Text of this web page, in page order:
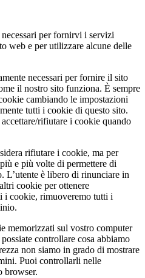
per fornirvi i servizi
web e per utilizzare alcune delle
necessari per fornire il sito
il nostro sito funziona. È sempre
cambiando le impostazioni
tutti i cookie di questo sito.
rifiutare i cookie quando
rifiutare i cookie, ma per
e più volte di permettere di
L’utente è libero di rinunciare in
cookie per ottenere
i cookie, rimuoveremo tutti i
memorizzati sul vostro computer
controllare cosa abbiamo
non siamo in grado di mostrare
Puoi controllarli nelle
browser.